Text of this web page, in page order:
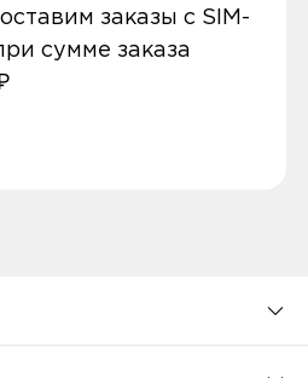
заказы с SIM-
сумме заказа